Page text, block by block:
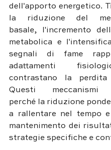
dell'apporto energetico.
la riduzione del
basale, l'incremento
metabolica e
segnali di fame
adattamenti
contrastano la
Questi meccanismi
perché la riduzione
a rallentare nel tempo e
mantenimento dei
strategie specifiche e